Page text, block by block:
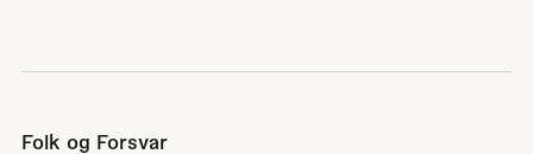
Folk og Forsvar